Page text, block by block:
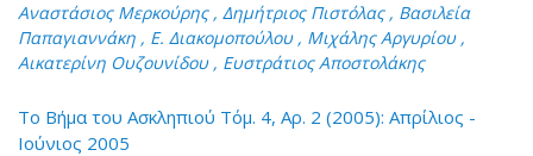
Αναστάσιος Μερκούρης , Δημήτριος Πιστόλας , Βασιλεία
Παπαγιαννάκη , Ε. Διακομοπούλου , Μιχάλης Αργυρίου ,
Αικατερίνη Ουζουνίδου , Ευστράτιος Αποστολάκης
Το Βήμα του Ασκληπιού Τόμ. 4, Αρ. 2 (2005): Απρίλιος -
Ιούνιος 2005